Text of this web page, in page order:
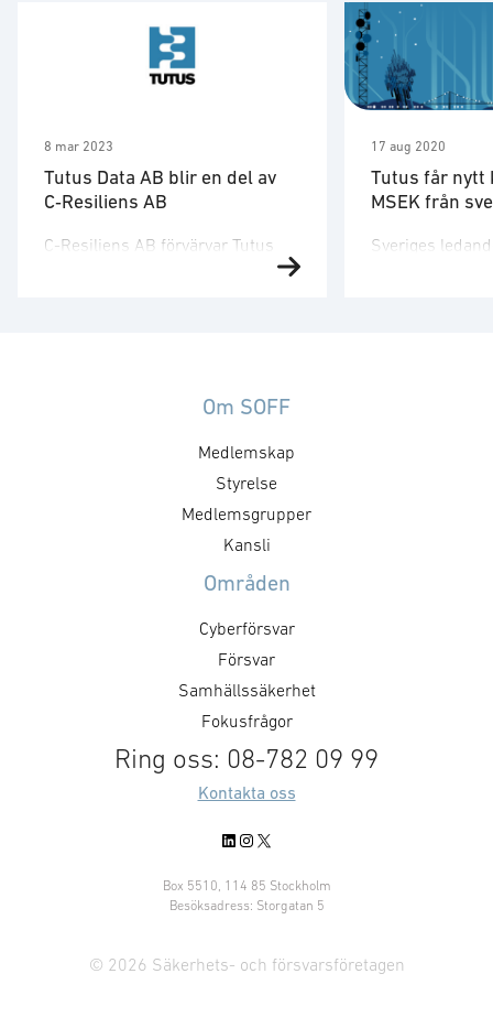
8 mar 2023
Tutus Data AB blir en del av
C‑Resiliens AB
C-Resiliens AB förvärvar Tutus
Data AB och startar därmed en
följer i spåren av ökade digitala
europeiska säkerhetsläget och
ökad satsning på totalförsvaret,
tillsammans med växande
digitaliseringens baksida. ”Tutus
17 aug 2020
Tutus får nytt
MSEK från
Sveriges
Om SOFF
Medlemskap
Styrelse
Medlemsgrupper
Kansli
Områden
Cyberförsvar
Försvar
Samhällssäkerhet
Fokusfrågor
Ring oss: 08-782 09 99
Kontakta oss
LinkedIn
Instagram
X
Box 5510, 114 85 Stockholm
Besöksadress: Storgatan 5
© 2026 Säkerhets- och försvarsföretagen